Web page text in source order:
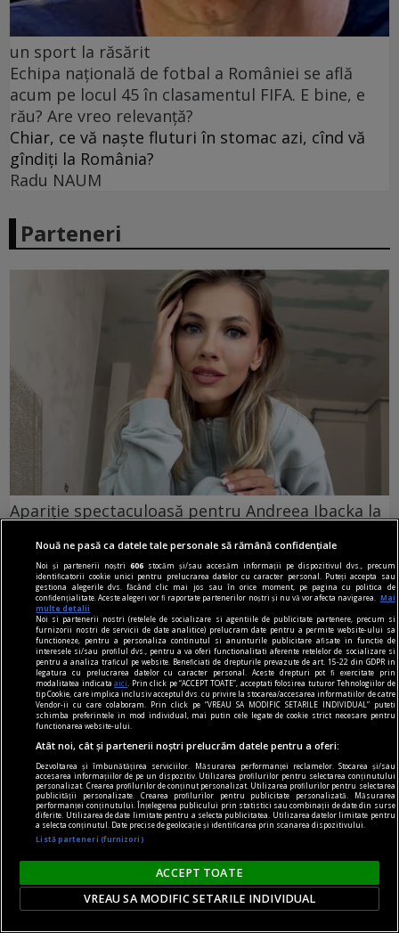
un sport la răsărit
Echipa națională de fotbal a României se află
acum pe locul 45 în clasamentul FIFA. E bine, e
rău? Are vreo relevanță?
Chiar, ce vă naște fluturi în stomac azi, cînd vă
gîndiți la România?
Radu NAUM
Parteneri
Apariție spectaculoasă pentru Andreea Ibacka la
Andreea Ibacka a reușit să atragă toate privirile
la UNTOLD, unde a ales o apariție care nu a
trecut neobservată. Actrița a mizat pe o ținută
îndrăzneață, care i-a pus în valoare silueta și a
fost apreciată de fani.
Horoscop săptămâna 7-13 august. Trei nativi
Nouă ne pasă ca datele tale personale să rămână confidențiale
Noi și partenerii noștri606 stocăm și/sau accesăm informații pe dispozitivul dvs., precum
identificatorii cookie unici pentru prelucrarea datelor cu caracter personal. Puteți accepta sau
gestiona alegerile dvs. făcând clic mai jos sau în orice moment, pe pagina cu politica de
confidențialitate. Aceste alegeri vor fi raportate partenerilor noștri și nu vă vor afecta navigarea.
Mai
multe detalii
Noi si partenerii nostri (retelele de socializare si agentiile de publicitate partenere, precum si
furnizorii nostri de servicii de date analitice) prelucram date pentru a permite website-ului sa
functioneze, pentru a personaliza continutul si anunturile publicitare afisate in functie de
interesele si/sau profilul dvs., pentru a va oferi functionalitati aferente retelelor de socializare si
pentru a analiza traficul pe website. Beneficiati de drepturile prevazute de art. 15-22 din GDPR in
legatura cu prelucrarea datelor cu caracter personal. Aceste drepturi pot fi exercitate prin
modalitatea indicataaici
. Prin click pe “ACCEPT TOATE”, acceptati folosirea tuturor Tehnologiilor de
tip Cookie, care implica inclusiv acceptul dvs. cu privire la stocarea/accesarea informatiilor de catre
Vendor-ii cu care colaboram. Prin click pe “VREAU SA MODIFIC SETARILE INDIVIDUAL” puteti
schimba preferintele in mod individual, mai putin cele legate de cookie strict necesare pentru
functionarea website-ului.
Atât noi, cât și partenerii noștri prelucrăm datele pentru a oferi:
Dezvoltarea și îmbunătățirea serviciilor. Măsurarea performanței reclamelor. Stocarea și/sau
accesarea informațiilor de pe un dispozitiv. Utilizarea profilurilor pentru selectarea conținutului
personalizat. Crearea profilurilor de conținut personalizat. Utilizarea profilurilor pentru selectarea
publicității personalizate. Crearea profilurilor pentru publicitate personalizată. Măsurarea
performanței conținutului. Înțelegerea publicului prin statistici sau combinații de date din surse
diferite. Utilizarea de date limitate pentru a selecta publicitatea. Utilizarea datelor limitate pentru
a selecta conținutul. Date precise de geolocație și identificarea prin scanarea dispozitivului.
Listă parteneri (furnizori)
ACCEPT TOATE
VREAU SA MODIFIC SETARILE INDIVIDUAL